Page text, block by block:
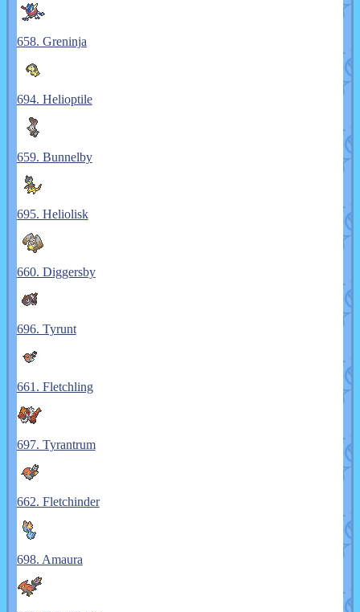
658. Greninja
694. Helioptile
659. Bunnelby
695. Heliolisk
660. Diggersby
696. Tyrunt
661. Fletchling
697. Tyrantrum
662. Fletchinder
698. Amaura